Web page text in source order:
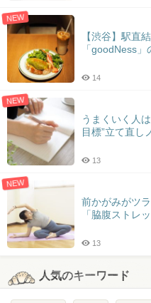
NEW
【渋谷】駅直
「goodNess
14
NEW
うまくいく人
目標”立て直し
13
NEW
前かがみがツ
「脇腹ストレッ
13
人気のキーワード